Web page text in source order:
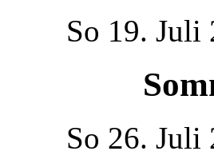
So 19. Juli
So 26. Juli